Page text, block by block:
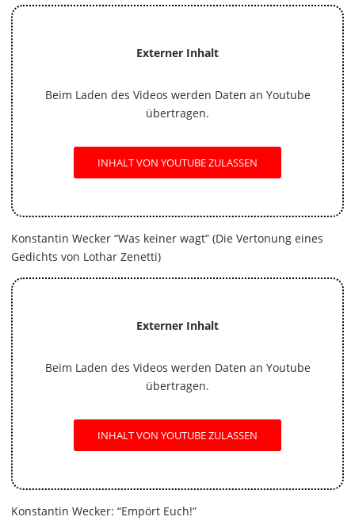
Externer Inhalt
Beim Laden des Videos werden Daten an Youtube
übertragen.
INHALT VON YOUTUBE ZULASSEN
Konstantin Wecker “Was keiner wagt” (Die Vertonung eines
Gedichts von Lothar Zenetti)
Externer Inhalt
Beim Laden des Videos werden Daten an Youtube
übertragen.
INHALT VON YOUTUBE ZULASSEN
Konstantin Wecker: “Empört Euch!”